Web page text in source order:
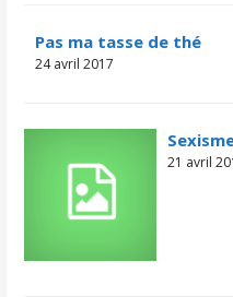
​​​​Pas ma tasse de thé
24 avril 2017
21 avril